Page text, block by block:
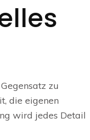
zu
die eigenen
wird jedes Detail